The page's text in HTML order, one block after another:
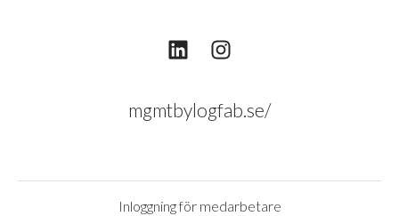
mgmtbylogfab.se/
Inloggning för medarbetare